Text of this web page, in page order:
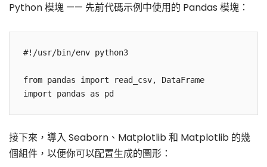
Python 模塊 —— 先前代碼示例中使用的 Pandas 模塊：
#!/usr/bin/env python3
from pandas import read_csv, DataFrame
import pandas as pd
接下來，導入 Seaborn、Matplotlib 和 Matplotlib 的幾
個組件，以便你可以配置生成的圖形：